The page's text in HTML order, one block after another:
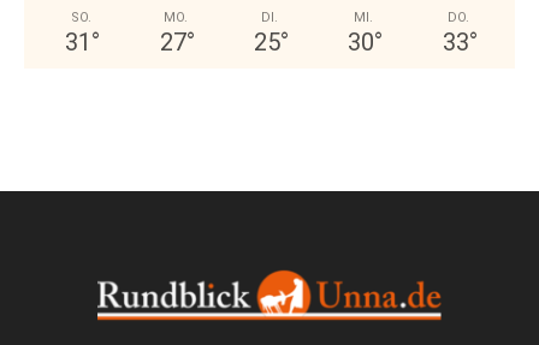
SO.
31 °
MO.
27°
DI.
25°
MI.
30°
DO.
33°